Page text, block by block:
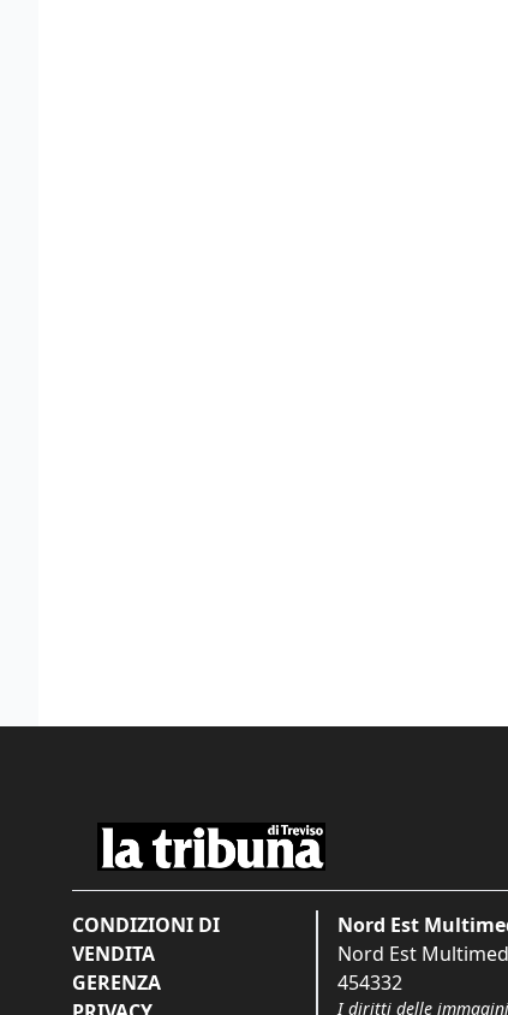
CONDIZIONI DI
VENDITA
GERENZA
Nord Est
Nord Est
454332
I diritti delle